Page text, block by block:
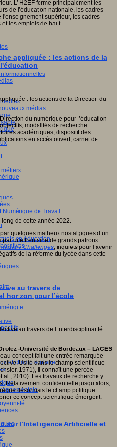
médias
métiers
Numérique de Travail
en éducation
et champ scolaire
L’IH2EF forme principalement les
de l’éducation nationale, les cadres
supérieur, les cadres
et les emplois de haut
appliquée : les actions de la
du numérique pour l’éducation
modalités de recherche
académiques, dispositif des
en accès ouvert, carnet de
long de cette année 2022.
quelques matheux nostalgiques d’un
par une trentaine de grands patrons
Challenges, inquiets pour l’avenir
de la réforme du lycée dans cette
au travers de
horizon pour l’école
-Université de Bordeaux – LACES
concept fait une entrée remarquée
Usité dans le champ scientifique
1971), il connaît une percée
2010). Les travaux de recherche y
Relativement confidentielle jusqu’alors,
désormais le champ politique
ce concept scientifique émergent.
sur l’Intelligence Artificielle et